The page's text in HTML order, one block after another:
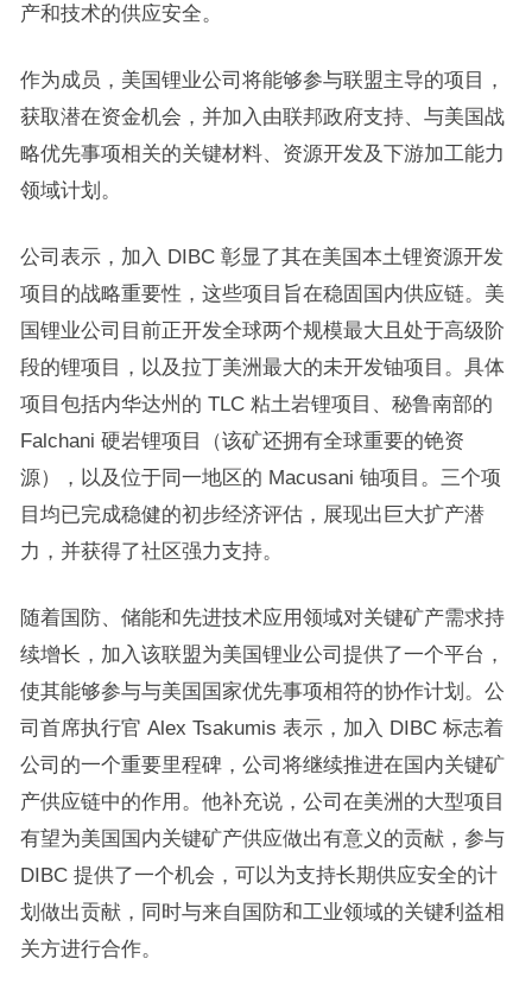
产和技术的供应安全。
作为成员，美国锂业公司将能够参与联盟主导的项目，
获取潜在资金机会，并加入由联邦政府支持、与美国战
略优先事项相关的关键材料、资源开发及下游加工能力
领域计划。
公司表示，加入 DIBC 彰显了其在美国本土锂资源开发
项目的战略重要性，这些项目旨在稳固国内供应链。美
国锂业公司目前正开发全球两个规模最大且处于高级阶
段的锂项目，以及拉丁美洲最大的未开发铀项目。具体
项目包括内华达州的 TLC 粘土岩锂项目、秘鲁南部的
Falchani 硬岩锂项目（该矿还拥有全球重要的铯资
源），以及位于同一地区的 Macusani 铀项目。三个项
目均已完成稳健的初步经济评估，展现出巨大扩产潜
力，并获得了社区强力支持。
随着国防、储能和先进技术应用领域对关键矿产需求持
续增长，加入该联盟为美国锂业公司提供了一个平台，
使其能够参与与美国国家优先事项相符的协作计划。公
司首席执行官 Alex Tsakumis 表示，加入 DIBC 标志着
公司的一个重要里程碑，公司将继续推进在国内关键矿
产供应链中的作用。他补充说，公司在美洲的大型项目
有望为美国国内关键矿产供应做出有意义的贡献，参与
DIBC 提供了一个机会，可以为支持长期供应安全的计
划做出贡献，同时与来自国防和工业领域的关键利益相
关方进行合作。